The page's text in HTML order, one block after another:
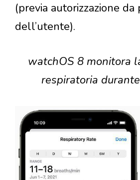
(previa autorizzazione da
dell’utente).
watchOS 8 monitora
respiratoria